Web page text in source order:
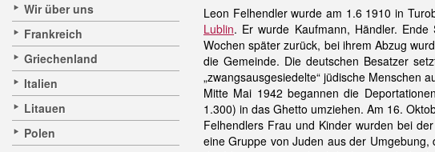
Wir über uns
Frankreich
Griechenland
Italien
Litauen
Polen
Leon Felhendler wurde am 1.6 1910 in
Lublin. Er wurde Kaufmann, Händler.
Wochen später zurück, bei ihrem Abzug
die Gemeinde. Die deutschen Besatzer
„zwangsausgesiedelte“ jüdische Menschen
Mitte Mai 1942 begannen die
1.300) in das Ghetto umziehen. Am 16.
Felhendlers Frau und Kinder wurden bei
eine Gruppe von Juden aus der